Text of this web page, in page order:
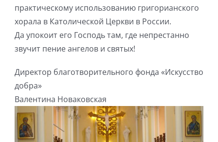
практическому использованию григорианского
хорала в Католической Церкви в России.
Да упокоит его Господь там, где непрестанно
звучит пение ангелов и святых!
Директор благотворительного фонда «Искусство
добра»
Валентина Новаковская